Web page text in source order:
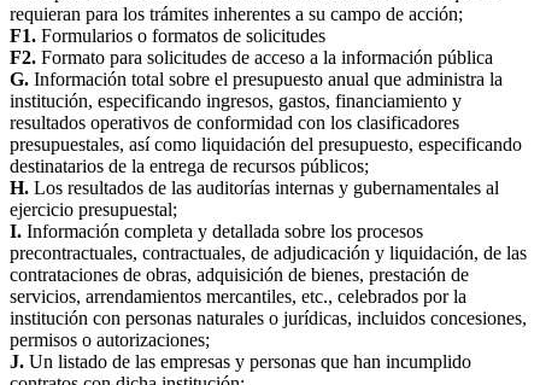
requieran para los trámites inherentes a su campo de acción;
F1. Formularios o formatos de solicitudes
F2. Formato para solicitudes de acceso a la información pública
G. Información total sobre el presupuesto anual que administra la
institución, especificando ingresos, gastos, financiamiento y
resultados operativos de conformidad con los clasificadores
presupuestales, así como liquidación del presupuesto, especificando
destinatarios de la entrega de recursos públicos;
H. Los resultados de las auditorías internas y gubernamentales al
ejercicio presupuestal;
I. Información completa y detallada sobre los procesos
precontractuales, contractuales, de adjudicación y liquidación, de las
contrataciones de obras, adquisición de bienes, prestación de
servicios, arrendamientos mercantiles, etc., celebrados por la
institución con personas naturales o jurídicas, incluidos concesiones,
permisos o autorizaciones;
J. Un listado de las empresas y personas que han incumplido